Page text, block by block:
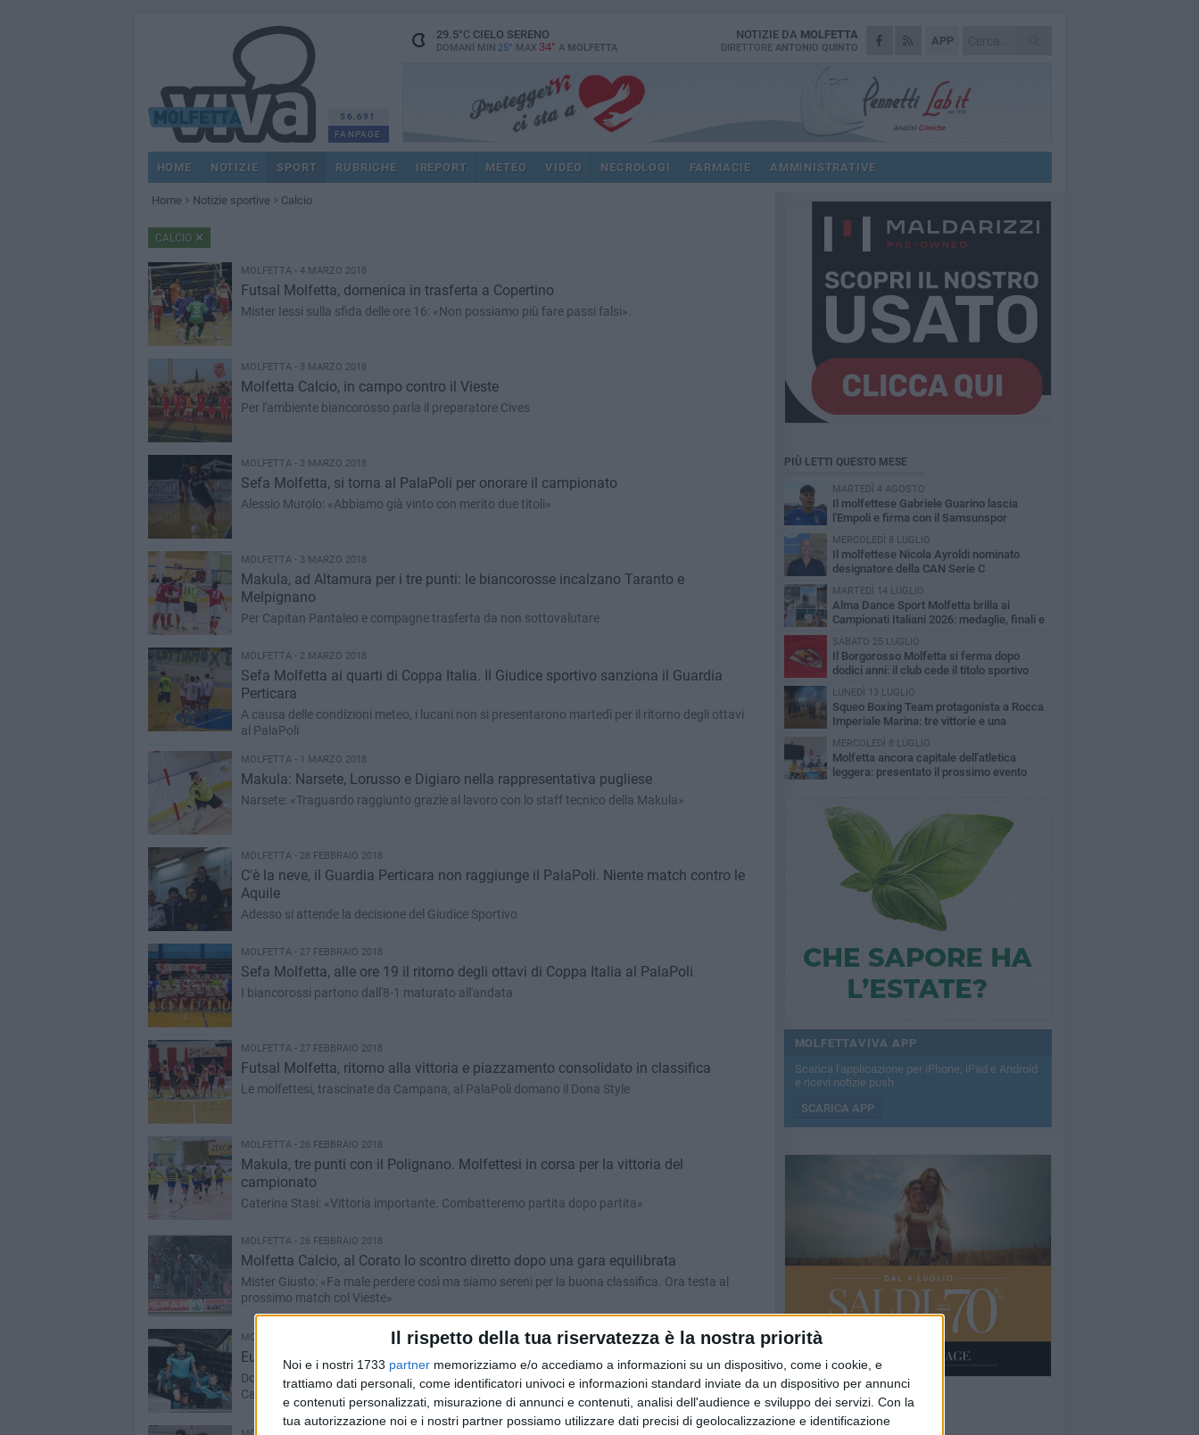
Il rispetto della tua riservatezza è la nostra priorità
Noi e i nostri 1733 partner memorizziamo e/o accediamo a informazioni su un dispositivo, come i cookie, e
trattiamo dati personali, come identificatori univoci e informazioni standard inviate da un dispositivo per annunci
e contenuti personalizzati, misurazione di annunci e contenuti, analisi dell'audience e sviluppo dei servizi. Con la
tua autorizzazione noi e i nostri partner possiamo utilizzare dati precisi di geolocalizzazione e identificazione
56.691
FANPAGE
29.5°CCIELO SERENO
DOMANI MIN 25° MAX 34° A MOLFETTA
APP
NOTIZIE DA MOLFETTA
DIRETTORE ANTONIO QUINTO
HOME NOTIZIE SPORT RUBRICHE IREPORT METEO VIDEO NECROLOGI FARMACIE AMMINISTRATIVE
Home Notizie sportive Calcio
CALCIO
MOLFETTA - 4 MARZO 2018
Futsal Molfetta, domenica in trasferta a Copertino
Mister Iessi sulla sfida delle ore 16: «Non possiamo più fare passi falsi».
MOLFETTA - 3 MARZO 2018
Molfetta Calcio, in campo contro il Vieste
Per l'ambiente biancorosso parla il preparatore Cives
MOLFETTA - 3 MARZO 2018
Sefa Molfetta, si torna al PalaPoli per onorare il campionato
Alessio Murolo: «Abbiamo già vinto con merito due titoli»
MOLFETTA - 3 MARZO 2018
Makula, ad Altamura per i tre punti: le biancorosse incalzano Taranto e
Melpignano
Per Capitan Pantaleo e compagne trasferta da non sottovalutare
MOLFETTA - 2 MARZO 2018
Sefa Molfetta ai quarti di Coppa Italia. Il Giudice sportivo sanziona il Guardia
Perticara
A causa delle condizioni meteo, i lucani non si presentarono martedì per il ritorno degli ottavi
al PalaPoli
MOLFETTA - 1 MARZO 2018
Makula: Narsete, Lorusso e Digiaro nella rappresentativa pugliese
Narsete: «Traguardo raggiunto grazie al lavoro con lo staff tecnico della Makula»
MOLFETTA - 28 FEBBRAIO 2018
C'è la neve, il Guardia Perticara non raggiunge il PalaPoli. Niente match contro le
Aquile
Adesso si attende la decisione del Giudice Sportivo
MOLFETTA - 27 FEBBRAIO 2018
Sefa Molfetta, alle ore 19 il ritorno degli ottavi di Coppa Italia al PalaPoli
I biancorossi partono dall'8-1 maturato all'andata
MOLFETTA - 27 FEBBRAIO 2018
Futsal Molfetta, ritorno alla vittoria e piazzamento consolidato in classifica
Le molfettesi, trascinate da Campana, al PalaPoli domano il Dona Style
MOLFETTA - 26 FEBBRAIO 2018
Makula, tre punti con il Polignano. Molfettesi in corsa per la vittoria del
campionato
Caterina Stasi: «Vittoria importante. Combatteremo partita dopo partita»
MOLFETTA - 26 FEBBRAIO 2018
Molfetta Calcio, al Corato lo scontro diretto dopo una gara equilibrata
Mister Giusto: «Fa male perdere così ma siamo sereni per la buona classifica. Ora testa al
prossimo match col Vieste»
MOLFETTA - 26 FEBBRAIO 2018
Eugenio Abbattista torna in A: per lui c'è il Napoli
Dopo la direzione di Cittadella-Empoli in serie B, il molfettese sarà in Sardegna per la sfida al
Cagliari
PIÙ LETTI QUESTO MESE
MARTEDÌ 4 AGOSTO
Il molfettese Gabriele Guarino lascia
l'Empoli e firma con il Samsunspor
MERCOLEDÌ 8 LUGLIO
Il molfettese Nicola Ayroldi nominato
designatore della CAN Serie C
MARTEDÌ 14 LUGLIO
Alma Dance Sport Molfetta brilla ai
Campionati Italiani 2026: medaglie, finali e
piazzamenti di prestigio
SABATO 25 LUGLIO
Il Borgorosso Molfetta si ferma dopo
dodici anni: il club cede il titolo sportivo
LUNEDÌ 13 LUGLIO
Squeo Boxing Team protagonista a Rocca
Imperiale Marina: tre vittorie e una
MERCOLEDÌ 8 LUGLIO
Molfetta ancora capitale dell'atletica
leggera: presentato il prossimo evento
MOLFETTAVIVA APP
Scarica l'applicazione per iPhone, iPad e Android
e ricevi notizie push
SCARICA APP